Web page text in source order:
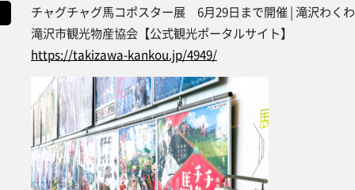
チャグチャグ馬コポスター展 6月29日まで開催 | 滝沢わく
滝沢市観光物産協会【公式観光ポータルサイト】
https://takizawa-kankou.jp/4949/